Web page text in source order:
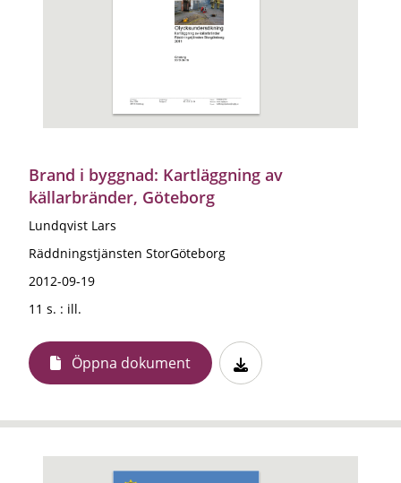
Brand i byggnad: Kartläggning av
källarbränder, Göteborg
Lundqvist Lars
Räddningstjänsten StorGöteborg
2012-09-19
11 s. : ill.
Öppna dokument